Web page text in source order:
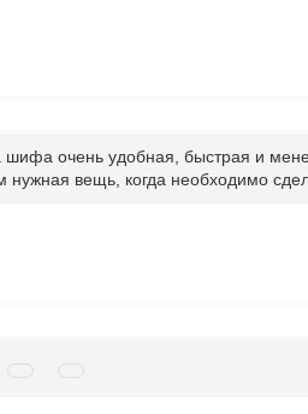
шифа очень удобная, быстрая и
нужная вещь, когда необходимо